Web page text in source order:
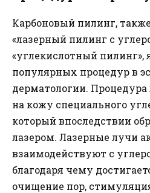
Карбоновый пилинг,
«лазерный пилинг с
«углекислотный пилинг»,
популярных процедур в
дерматологии.
на кожу специального
который впоследствии
лазером. Лазерные лучи
взаимодействуют с
благодаря чему
очищение пор,